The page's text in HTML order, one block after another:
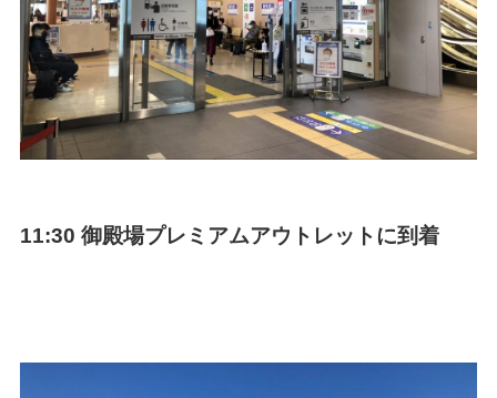
11:30 御殿場プレミアムアウトレットに到着